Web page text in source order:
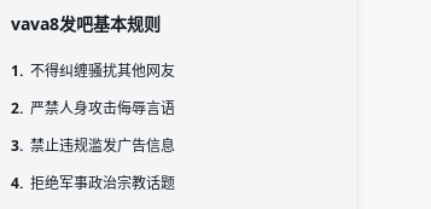
vava8发吧基本规则
1. 不得纠缠骚扰其他网友
2. 严禁人身攻击侮辱言语
3. 禁止违规滥发广告信息
4. 拒绝军事政治宗教话题